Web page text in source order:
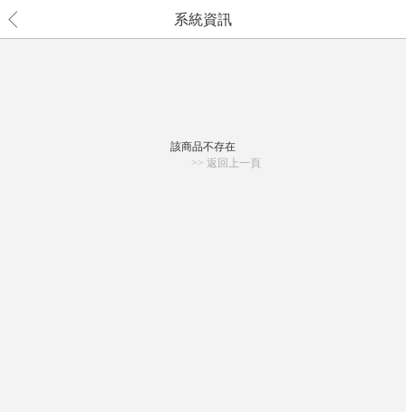
系統資訊
該商品不存在
>> 返回上一頁